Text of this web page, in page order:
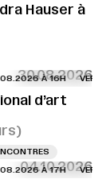
Hauser à
30.08.2026
À 16H
d’art
04.10.2026
À 17H